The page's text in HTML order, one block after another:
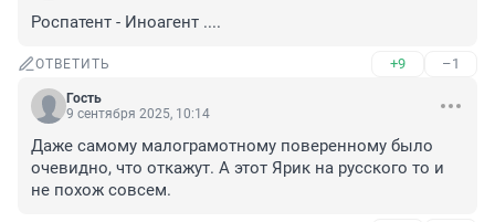
Роспатент - Иноагент ....
ОТВЕТИТЬ +9 –1
Гость
9 сентября 2025, 10:14
Даже самому малограмотному поверенному было
очевидно, что откажут. А этот Ярик на русского то и
не похож совсем.